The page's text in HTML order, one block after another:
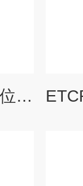
SMG2000B数字双钳相位伏安表